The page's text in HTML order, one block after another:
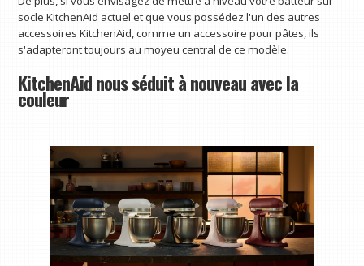
socle KitchenAid actuel et que vous possédez l'un des autres
accessoires KitchenAid, comme un accessoire pour pâtes, ils
s'adapteront toujours au moyeu central de ce modèle.
KitchenAid nous séduit à nouveau avec la
couleur